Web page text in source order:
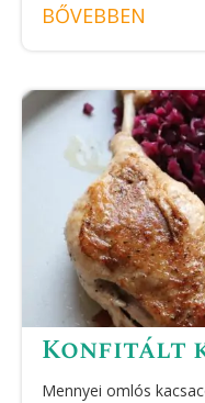
BŐVEBBEN
Konfitált
Mennyei omlós